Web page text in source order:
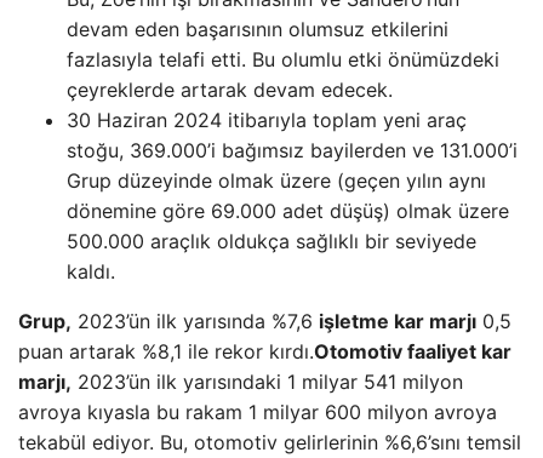
devam eden başarısının olumsuz etkilerini
fazlasıyla telafi etti. Bu olumlu etki önümüzdeki
çeyreklerde artarak devam edecek.
30 Haziran 2024 itibarıyla toplam yeni araç
stoğu, 369.000’i bağımsız bayilerden ve 131.000’i
Grup düzeyinde olmak üzere (geçen yılın aynı
dönemine göre 69.000 adet düşüş) olmak üzere
500.000 araçlık oldukça sağlıklı bir seviyede
kaldı.
Grup, 2023’ün ilk yarısında %7,6 işletme kar marjı 0,5
puan artarak %8,1 ile rekor kırdı.Otomotiv faaliyet kar
marjı, 2023’ün ilk yarısındaki 1 milyar 541 milyon
avroya kıyasla bu rakam 1 milyar 600 milyon avroya
tekabül ediyor. Bu, otomotiv gelirlerinin %6,6’sını temsil